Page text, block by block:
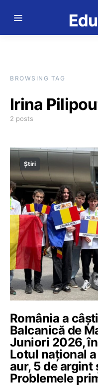
BROWSING TAG
Irina
2 posts
Știri
România a
Balcanică de
Juniori 2026,
Lotul național
aur, 5 de argint
Problemele